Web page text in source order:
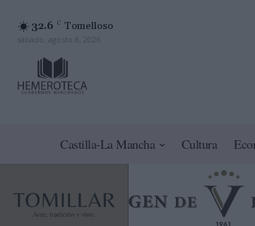
32.6 C Tomelloso
sábado, agosto 8, 2026
Castilla-La Mancha Cultura